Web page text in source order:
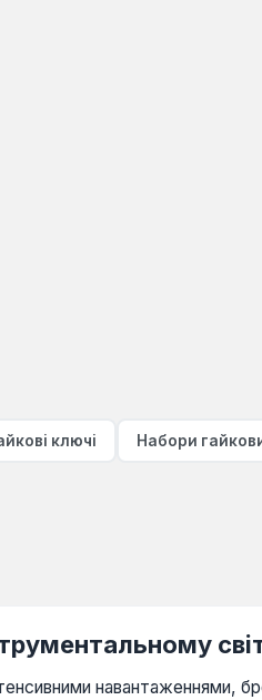
ключі Набори
навантаженнями,